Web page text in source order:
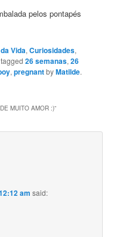
pelos pontapés
Vida,Curiosidades,
26 semanas,26
,pregnantbyMatilde.
MUITO AMOR :)”
am said: